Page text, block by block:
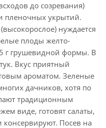
до созревания)
пленочных укрытий.
нуждается
плоды желто-
г грушевидной формы. В
Вкус приятный
ароматом. Зеленые
дачников, хотя по
традиционным
виде, готовят салаты,
консервируют. Посев на